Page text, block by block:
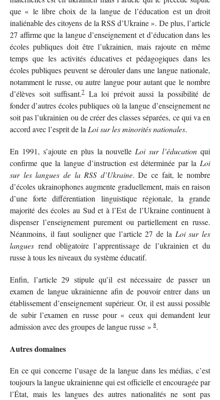
que « le libre choix de la langue de l’éducation est un droit
inaliénable des citoyens de la RSS d’Ukraine ». De plus, l’article
27 affirme que la langue d’enseignement et d’éducation dans les
écoles publiques doit être l’ukrainien, mais rajoute en même
temps que les activités éducatives et pédagogiques dans les
écoles publiques peuvent se dérouler dans une langue nationale,
notamment le russe, ou autre langue pour autant que le nombre
d’élèves soit suffisant.7La loi prévoit aussi la possibilité de
fonder d’autres écoles publiques où la langue d’enseignement ne
soit pas l’ukrainien ou de créer des classes séparées, ce qui va en
accord avec l’esprit de la Loi sur les minorités nationales.
En 1991, s’ajoute en plus la nouvelle Loi sur l’éducation qui
confirme que la langue d’instruction est déterminée par la Loi
sur les langues de la RSS d’Ukraine. De ce fait, le nombre
d’écoles ukrainophones augmente graduellement, mais en raison
d’une forte différentiation linguistique régionale, la grande
majorité des écoles au Sud et à l’Est de l’Ukraine continuent à
dispenser l’enseignement purement ou partiellement en russe.
Néanmoins, il faut souligner que l’article 27 de la Loi sur les
langues rend obligatoire l’apprentissage de l’ukrainien et du
russe à tous les niveaux du système éducatif.
Enfin, l’article 29 stipule qu’il est nécessaire de passer un
examen de langue ukrainienne afin de pouvoir entrer dans un
établissement d’enseignement supérieur. Or, il est aussi possible
de subir l’examen en russe pour « ceux qui demandent leur
admission avec des groupes de langue russe » 8.
Autres domaines
En ce qui concerne l’usage de la langue dans les médias, c’est
toujours la langue ukrainienne qui est officielle et encouragée par
l’État, mais les langues des autres nationalités ne sont pas